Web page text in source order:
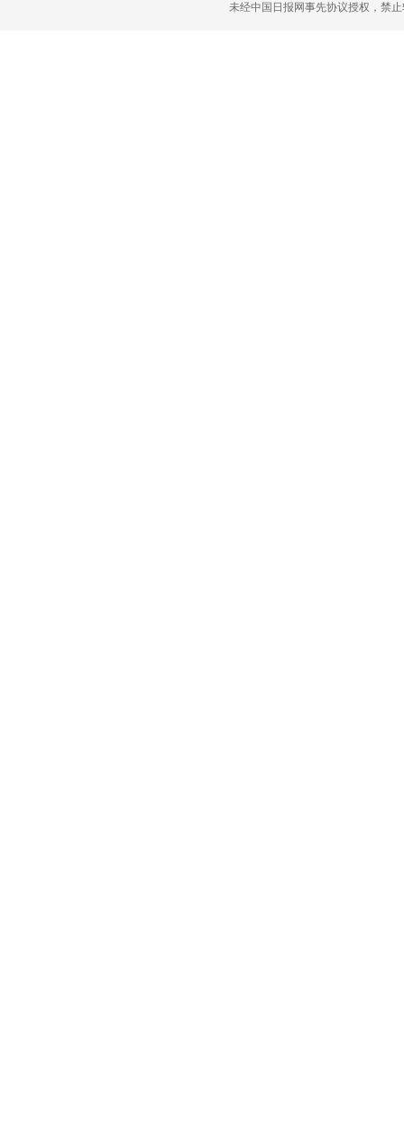
未经中国日报网事先协议授权，禁止